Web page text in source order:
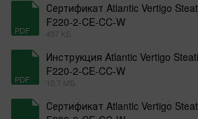
PDF
Сертификат Atlantic Vertigo
F220-2-CE-CC-W
437 КБ
PDF
Инструкция Atlantic Vertigo
F220-2-CE-CC-W
10.7 МБ
Сертификат Atlantic Vertigo